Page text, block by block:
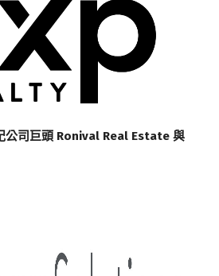
公司巨頭 Ronival Real Estate 與